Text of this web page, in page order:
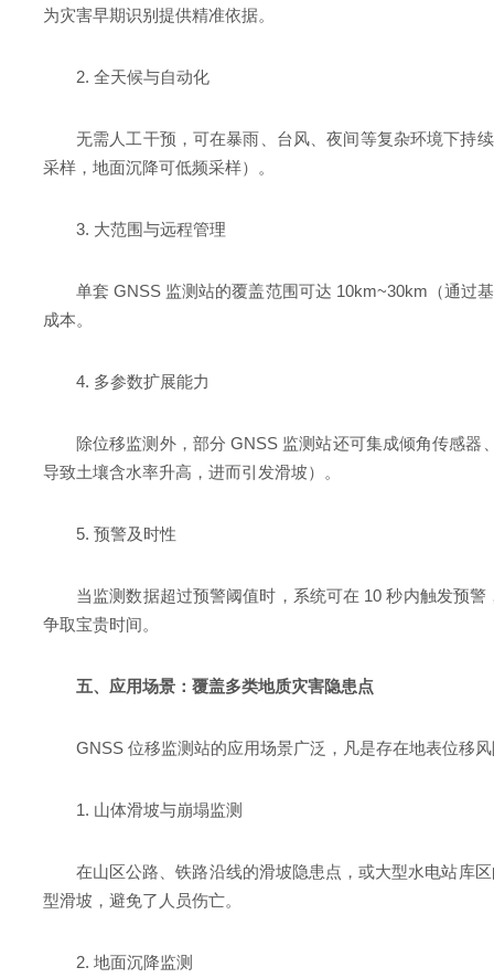
为灾害早期识别提供精准依据。
2. 全天候与自动化
无需人工干预，可在暴雨、台风、夜间等复杂环境下持
采样，地面沉降可低频采样）。
3. 大范围与远程管理
单套 GNSS 监测站的覆盖范围可达 10km~30km（通过
成本。
4. 多参数扩展能力
除位移监测外，部分 GNSS 监测站还可集成倾角传感
导致土壤含水率升高，进而引发滑坡）。
5. 预警及时性
当监测数据超过预警阈值时，系统可在 10 秒内触发预
争取宝贵时间。
五、应用场景：覆盖多类地质灾害隐患点
GNSS 位移监测站的应用场景广泛，凡是存在地表位移
1. 山体滑坡与崩塌监测
在山区公路、铁路沿线的滑坡隐患点，或大型水电站库
型滑坡，避免了人员伤亡。
2. 地面沉降监测